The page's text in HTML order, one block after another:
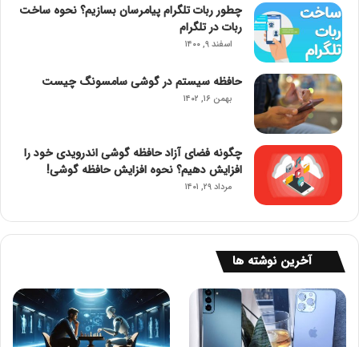
چطور ربات تلگرام پیامرسان بسازیم؟ نحوه ساخت
ربات در تلگرام
اسفند ۹, ۱۴۰۰
حافظه سیستم در گوشی سامسونگ چیست
بهمن ۱۶, ۱۴۰۲
چگونه فضای آزاد حافظه گوشی اندرویدی خود را
افزایش دهیم؟ نحوه افزایش حافظه گوشی!
مرداد ۲۹, ۱۴۰۱
آخرین نوشته ها